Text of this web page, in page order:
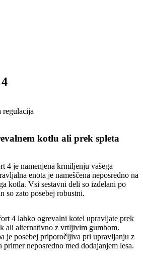
regulacija
kotlu ali prek spleta
4 je namenjena krmiljenju vašega
enota je nameščena neposredno na
kotla. Vsi sestavni deli so izdelani po
so zato posebej robustni.
4 lahko ogrevalni kotel upravljate prek
ali alternativno z vrtljivim gumbom.
je posebej priporočljiva pri upravljanju z
neposredno med dodajanjem lesa.